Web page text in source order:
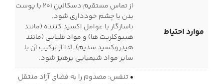
موارد احتیاط
از تماس مستقیم دسکالین 201 با پوست
بدن یا چشم خودداری شود.
ناسازگار با عوامل اکسید کننده (مانند
هیپوکلریت ها) و مواد قلیایی (مانند
هیدروکسید سدیم). لذا از ترکیب آن با
سایر مواد شیمیایی پرهیز شود.
• تنفس: مصدوم را به فضای آزاد منتقل